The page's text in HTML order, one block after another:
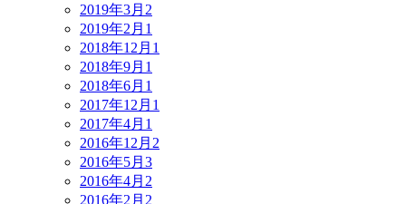
2019年3月 2
2019年2月 1
2018年12月 1
2018年9月 1
2018年6月 1
2017年12月 1
2017年4月 1
2016年12月 2
2016年5月 3
2016年4月 2
2016年2月 2